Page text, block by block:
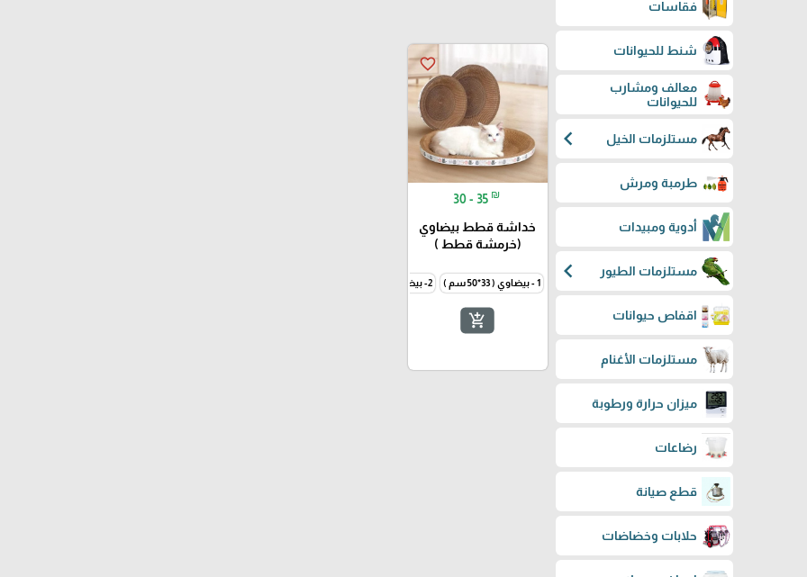
فقاسات
شنط للحيوانات
معالف ومشارب
للحيوانات
مستلزمات الخيل chevron_left
طرمبة ومرش
أدوية ومبيدات
مستلزمات الطيور chevron_left
اقفاص حيوانات
مستلزمات الأغنام
ميزان حرارة ورطوبة
رضاعات
قطع صيانة
حلابات وخضاضات
favorite_border
30 - 35 ₪
خداشة قطط بيضاوي
(خرمشة قطط )
1 - بيضاوي ( 33*50 سم ) 2- بيضاوي (60سم )
add_shopping_cart